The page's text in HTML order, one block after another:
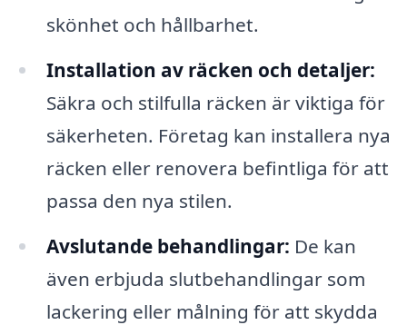
skönhet och hållbarhet.
Installation av räcken och detaljer:
Säkra och stilfulla räcken är viktiga för
säkerheten. Företag kan installera nya
räcken eller renovera befintliga för att
passa den nya stilen.
Avslutande behandlingar: De kan
även erbjuda slutbehandlingar som
lackering eller målning för att skydda